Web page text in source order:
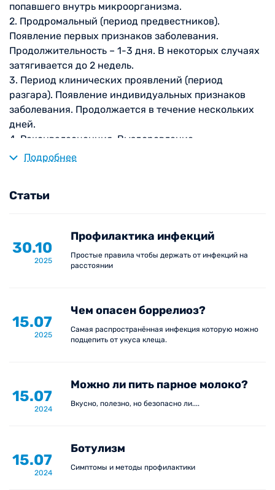
попавшего внутрь микроорганизма.
2. Продромальный (период предвестников).
Появление первых признаков заболевания.
Продолжительность – 1-3 дня. В некоторых случаях
затягивается до 2 недель.
3. Период клинических проявлений (период
разгара). Появление индивидуальных признаков
заболевания. Продолжается в течение нескольких
дней.
4. Реконвалесценция. Выздоровление.
симптомы:
повышение температуры тела;
увеличение лимфатических узлов;
нарушение функции желудочно-кишечного
ломота в мышцах, суставах;
повышенная утомляемость;
слабость;
Вышеперечисленные симптомы характерны для
различных инфекционных заболеваний в
зависимости от их классификации. Поэтому при
незамедлительно обратиться к специалисту –
врачу-инфекционисту.
Подробнее
Статьи
30.10
2025
Профилактика инфекций
Простые правила чтобы держать от инфекций на
расстоянии
15.07
2025
Чем опасен боррелиоз?
Самая распространённая инфекция которую можно
подцепить от укуса клеща.
15.07
2024
Можно ли пить парное молоко?
Вкусно, полезно, но безопасно ли....
15.07
2024
Ботулизм
Симптомы и методы профилактики